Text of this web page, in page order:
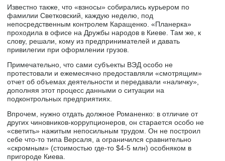
Известно также, что «взносы» собирались курьером по
фамилии Светковский, каждую неделю, под
непосредственным контролем Каращенко. «Планерка»
проходила в офисе на Дружбы народов в Киеве. Там же, к
слову, решали, кому из предпринимателей и давать
привилегии при оформлении грузов.
Примечательно, что сами субъекты ВЭД особо не
протестовали и ежемесячно предоставляли «смотрящим»
отчет об объемах деятельности и передавали «наличку»,
дополняя этот процесс данными о ситуации на
подконтрольных предприятиях.
Впрочем, нужно отдать должное Романенко: в отличие от
других чиновников-коррупционеров, он старается особо не
«светить» нажитым непосильным трудом. Он не построил
себе что-то типа Версаля, а ограничился сравнительно
«скромным» (стоимостью где-то $4-5 млн) особняком в
пригороде Киева.